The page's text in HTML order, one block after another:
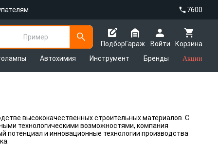
7600
Пример
Подбор
Корзина
Гараж
Войти
Автохимия Инструмент Бренды Акции
высококачественных строительных материалов. С
технологическими возможностями, компания
и инновационные технологии производства